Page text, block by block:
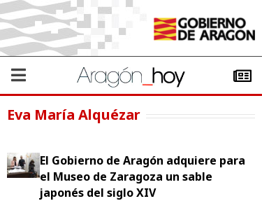
Eva María Alquézar
El Gobierno de Aragón adquiere para
el Museo de Zaragoza un sable
japonés del siglo XIV